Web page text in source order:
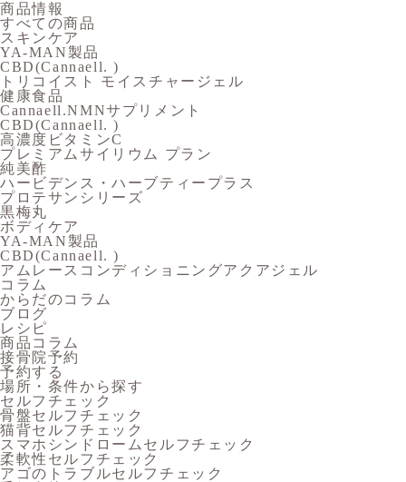
商品情報
すべての商品
スキンケア
YA-MAN製品
CBD(Cannaell. )
トリコイスト モイスチャージェル
健康食品
Cannaell.NMNサプリメント
CBD(Cannaell. )
高濃度ビタミンC
プレミアムサイリウム プラン
純美酢
ハービデンス・ハーブティープラス
プロテサンシリーズ
黒梅丸
ボディケア
YA-MAN製品
CBD(Cannaell. )
アムレースコンディショニングアクアジェル
コラム
からだのコラム
ブログ
レシピ
商品コラム
接骨院予約
予約する
場所・条件から探す
セルフチェック
骨盤セルフチェック
猫背セルフチェック
スマホシンドロームセルフチェック
柔軟性セルフチェック
アゴのトラブルセルフチェック